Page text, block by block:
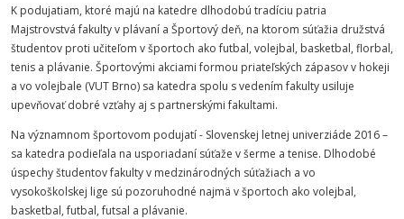
K podujatiam, ktoré majú na katedre dlhodobú tradíciu patria
Majstrovstvá fakulty v plávaní a Športový deň, na ktorom súťažia družstvá
študentov proti učiteľom v športoch ako futbal, volejbal, basketbal, florbal,
tenis a plávanie. Športovými akciami formou priateľských zápasov v hokeji
a vo volejbale (VUT Brno) sa katedra spolu s vedením fakulty usiluje
upevňovať dobré vzťahy aj s partnerskými fakultami.
Na významnom športovom podujatí - Slovenskej letnej univerziáde 2016 –
sa katedra podieľala na usporiadaní súťaže v šerme a tenise. Dlhodobé
úspechy študentov fakulty v medzinárodných súťažiach a vo
vysokoškolskej lige sú pozoruhodné najmä v športoch ako volejbal,
basketbal, futbal, futsal a plávanie.